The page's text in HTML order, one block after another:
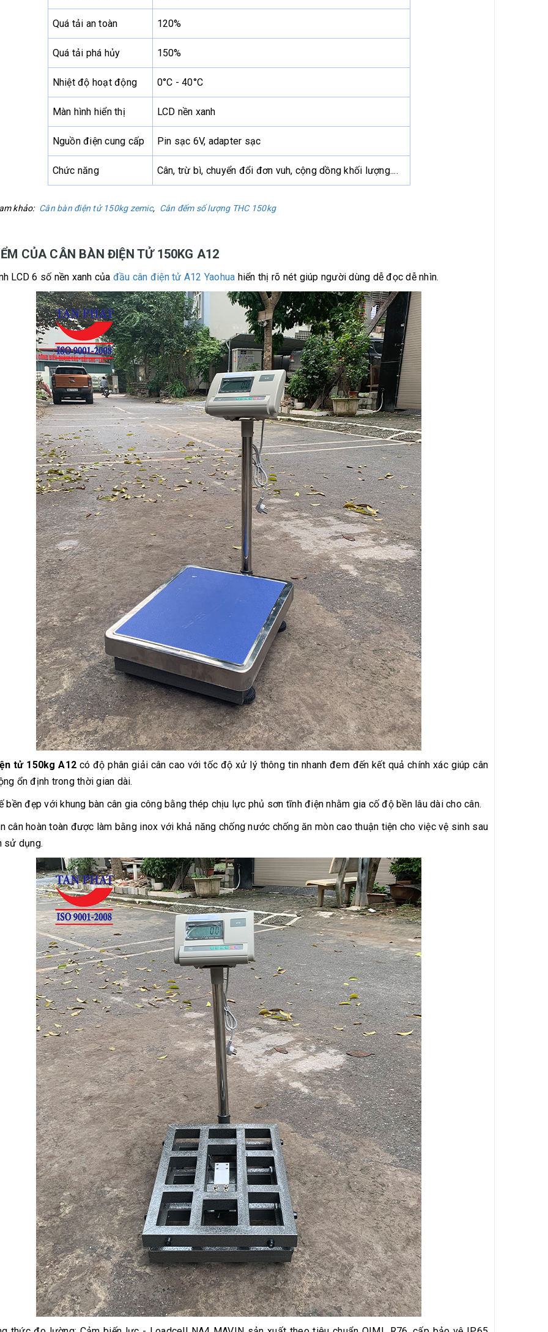
Quá tải an toàn 120%
Quá tải phá hủy 150%
Nhiệt độ hoạt động 0°C - 40°C
Màn hình hiển thị LCD nền xanh
Nguồn điện cung cấp Pin sạc 6V, adapter sạc
Chức năng Cân, trừ bì, chuyển đổi đơn vuh, cộng dồng khối lượng....
khảo: Cân bàn điện tử 150kg zemic, Cân đếm số lượng THC 150kg
CỦA CÂN BÀN ĐIỆN TỬ 150KG A12
LCD 6 số nền xanh của đầu cân điện tử A12 Yaohua hiển thị rõ nét giúp người dùng dễ đọc dễ nhìn.
tử 150kg A12 có độ phân giải cân cao với tốc độ xử lý thông tin nhanh đem đến kết quả chính xác giúp cân
ổn định trong thời gian dài.
bền đẹp với khung bàn cân gia công bằng thép chịu lực phủ sơn tĩnh điện nhằm gia cố độ bền lâu dài cho cân.
cân hoàn toàn được làm bằng inox với khả năng chống nước chống ăn mòn cao thuận tiện cho việc vệ sinh sau
sử dụng.